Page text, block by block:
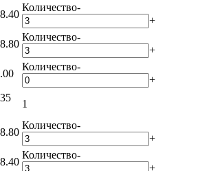
Количество-
+
Количество-
+
Количество-
+
1
Количество-
+
Количество-
+